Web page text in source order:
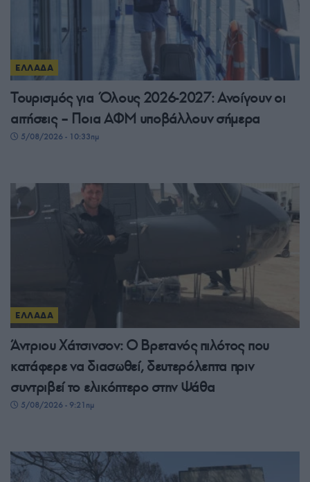
ΕΛΛΑΔΑ
Τουρισμός για Όλους 2026-2027: Ανοίγουν οι
αιτήσεις – Ποια ΑΦΜ υποβάλλουν σήμερα
5/08/2026 - 10:33πμ
ΕΛΛΑΔΑ
Άντριου Χάτσινσον: Ο Βρετανός πιλότος που
κατάφερε να διασωθεί, δευτερόλεπτα πριν
συντριβεί το ελικόπτερο στην Ψάθα
5/08/2026 - 9:21πμ